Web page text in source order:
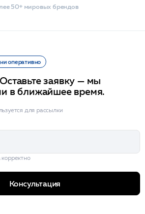
50+ мировых брендов
оперативно
заявку — мы
в ближайшее время.
для рассылки
Консультация